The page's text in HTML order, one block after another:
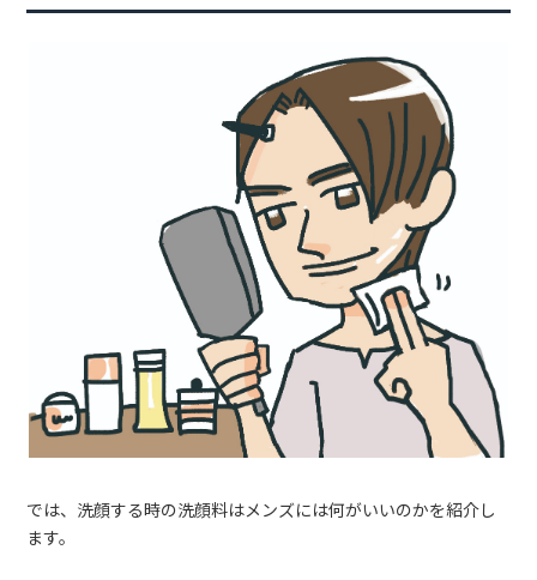
では、洗顔する時の洗顔料はメンズには何がいいのかを紹介し
ます。